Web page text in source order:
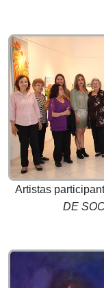
Artistas
DE